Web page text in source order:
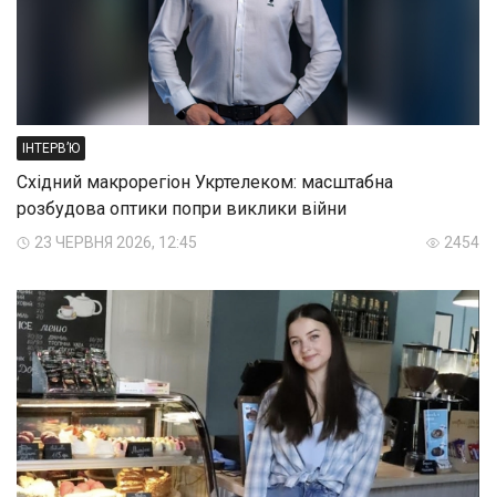
ІНТЕРВ’Ю
Східний макрорегіон Укртелеком: масштабна
розбудова оптики попри виклики війни
23 ЧЕРВНЯ 2026, 12:45 2454